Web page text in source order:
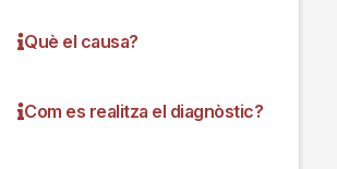
Què el causa?
Com es realitza el diagnòstic?